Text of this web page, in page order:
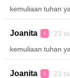
kemuliaan tuhan
Joanita ♀ 23
kemuliaan tuhan
Joanita ♀ 23